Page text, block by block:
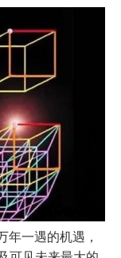
年一遇的机遇，